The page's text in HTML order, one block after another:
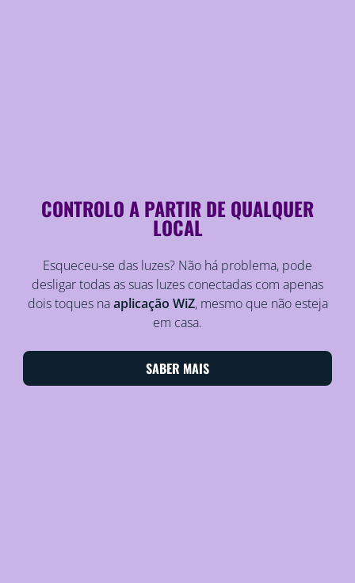
CONTROLO A PARTIR DE QUALQUER
LOCAL
Esqueceu-se das luzes? Não há problema, pode
desligar todas as suas luzes conectadas com apenas
dois toques naaplicação WiZ, mesmo que não esteja
em casa.
SABER MAIS